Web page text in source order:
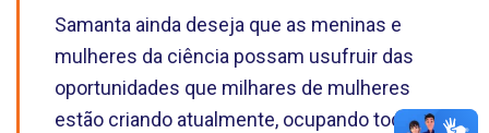
Samanta ainda deseja que as meninas e
mulheres da ciência possam usufruir das
oportunidades que milhares de mulheres
estão criando atualmente, ocupando todas